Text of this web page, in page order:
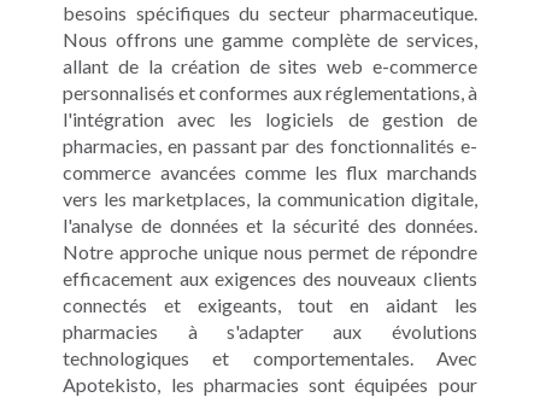
besoins spécifiques du secteur pharmaceutique.
Nous offrons une gamme complète de services,
allant de la création de sites web e-commerce
personnalisés et conformes aux réglementations, à
l'intégration avec les logiciels de gestion de
pharmacies, en passant par des fonctionnalités e-
commerce avancées comme les flux marchands
vers les marketplaces, la communication digitale,
l'analyse de données et la sécurité des données.
Notre approche unique nous permet de répondre
efficacement aux exigences des nouveaux clients
connectés et exigeants, tout en aidant les
pharmacies à s'adapter aux évolutions
technologiques et comportementales. Avec
Apotekisto, les pharmacies sont équipées pour